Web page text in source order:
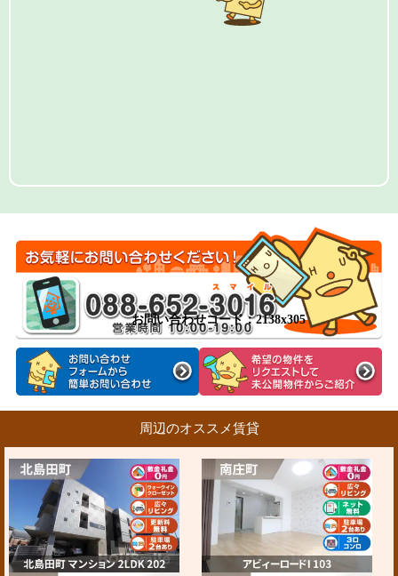
お問い合わせコード：2138x305
周辺のオススメ賃貸